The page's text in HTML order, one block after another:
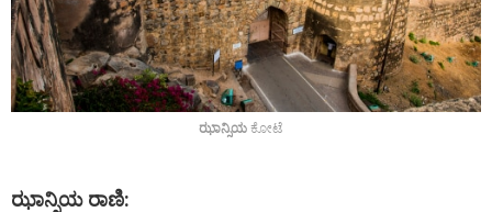
ಝಾನ್ಸಿಯ ಕೋಟೆ
ಝಾನ್ಸಿಯ ರಾಣಿ: